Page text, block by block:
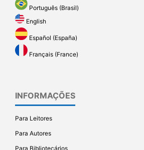
Português (Brasil)
English
Español (España)
Français (France)
INFORMAÇÕES
Para Leitores
Para Autores
Para Bibliotecários